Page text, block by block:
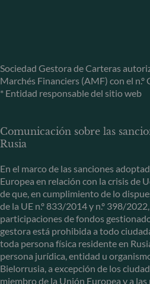
Sociedad Gestora de Carteras
Marchés Financiers (AMF) con el n.º
* Entidad responsable del sitio web
Comunicación sobre las
Rusia
En el marco de las sanciones
Europea en relación con la crisis de
de que, en cumplimiento de lo
de la UE n.º 833/2014 y n.º 398/
participaciones de fondos
gestora está prohibida a todo
toda persona física residente en
persona jurídica, entidad u
Bielorrusia, a excepción de los
miembro de la Unión Europea y a